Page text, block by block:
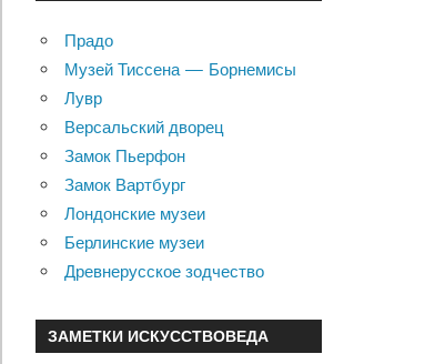
Прадо
Музей Тиссена — Борнемисы
Лувр
Версальский дворец
Замок Пьерфон
Замок Вартбург
Лондонские музеи
Берлинские музеи
Древнерусское зодчество
ЗАМЕТКИ ИСКУССТВОВЕДА